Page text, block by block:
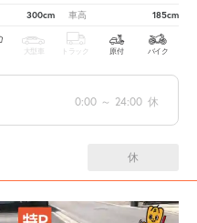
300cm 車高 185cm
大型車 トラック 原付 バイク
0:00 ～ 24:00 休
休